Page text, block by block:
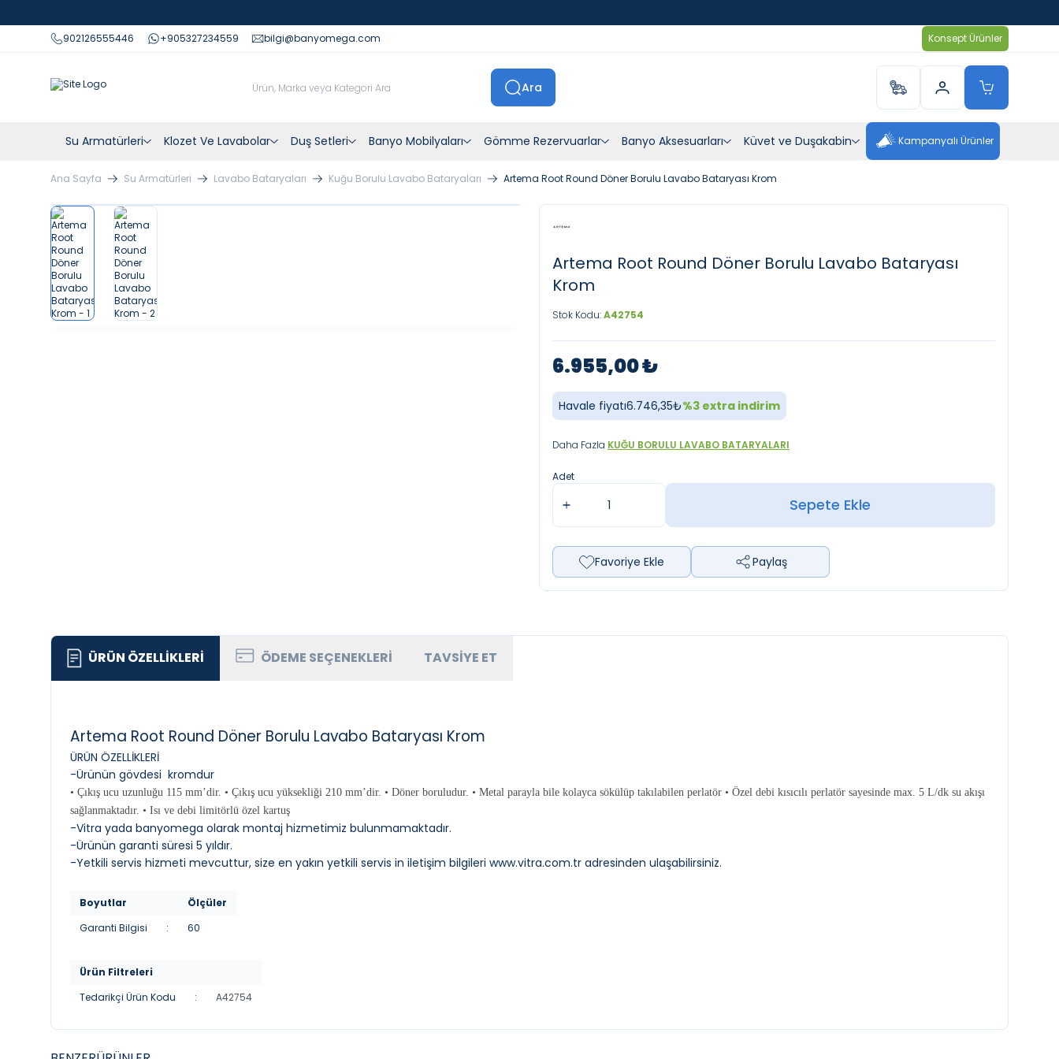
902126555446
+905327234559 bilgi@banyomega.com Konsept Ürünler
Ara
Su Armatürleri Klozet Ve Lavabolar Duş Setleri Banyo Mobilyaları Gömme Rezervuarlar Banyo Aksesuarları Küvet ve Duşakabin Kampanyalı Ürünler
Ana Sayfa Su Armatürleri Lavabo Bataryaları Kuğu Borulu Lavabo Bataryaları Artema Root Round Döner Borulu Lavabo Bataryası Krom
Artema Root Round Döner Borulu Lavabo Bataryası
Krom
Stok Kodu:A42754
6.955,00₺
Havale fiyatı6.746,35₺%3extra indirim
Daha Fazla KUĞU BORULU LAVABO BATARYALARI
Adet
Sepete Ekle
Favoriye Ekle Paylaş
ÜRÜN ÖZELLIKLERI ÖDEME SEÇENEKLERI TAVSIYE ET
Artema Root Round Döner Borulu Lavabo Bataryası Krom
ÜRÜN ÖZELLİKLERİ
-Ürünün gövdesi kromdur
• Çıkış ucu uzunluğu 115 mm’dir. • Çıkış ucu yüksekliği 210 mm’dir. • Döner boruludur. • Metal parayla bile kolayca sökülüp takılabilen perlatör • Özel debi kısıcılı perlatör sayesinde max. 5 L/dk su akışı
sağlanmaktadır. • Isı ve debi limitörlü özel kartuş
-Vitra yada banyomega olarak montaj hizmetimiz bulunmamaktadır.
-Ürünün garanti süresi 5 yıldır.
-Yetkili servis hizmeti mevcuttur, size en yakın yetkili servis in iletişim bilgileri www.vitra.com.tr adresinden ulaşabilirsiniz.
Boyutlar
Ölçüler
Garanti Bilgisi
: 60
Ürün Filtreleri
Tedarikçi Ürün Kodu
: A42754